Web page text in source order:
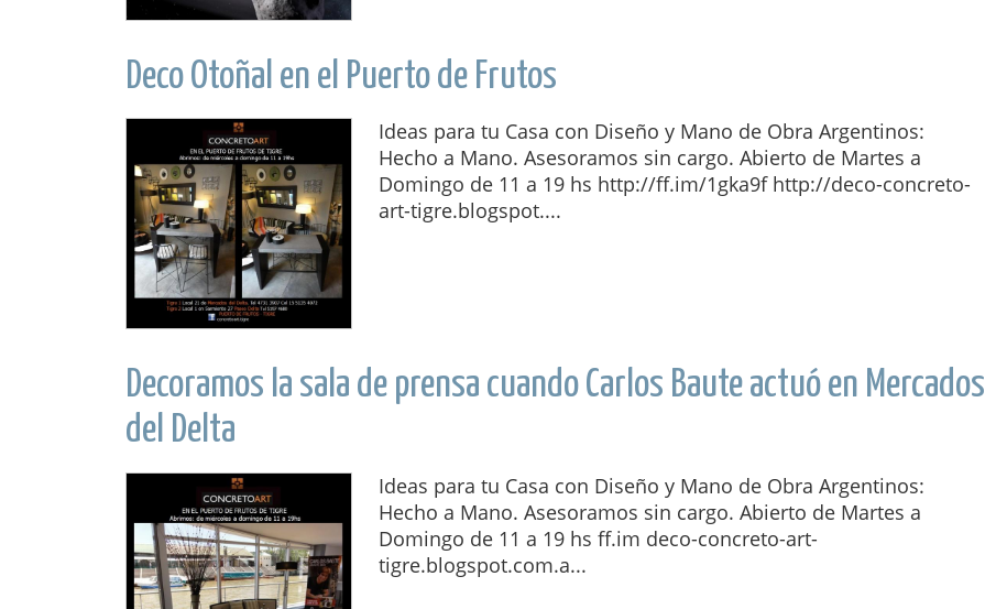
Deco Otoñal en el Puerto de Frutos
Ideas para tu Casa con Diseño y Mano de Obra Argentinos:
Hecho a Mano. Asesoramos sin cargo. Abierto de Martes a
Domingo de 11 a 19 hs http://ff.im/1gka9f http://deco-concreto-
art-tigre.blogspot....
Decoramos la sala de prensa cuando Carlos Baute actuó en Mercados
del Delta
Ideas para tu Casa con Diseño y Mano de Obra Argentinos:
Hecho a Mano. Asesoramos sin cargo. Abierto de Martes a
Domingo de 11 a 19 hs ff.im deco-concreto-art-
tigre.blogspot.com.a...